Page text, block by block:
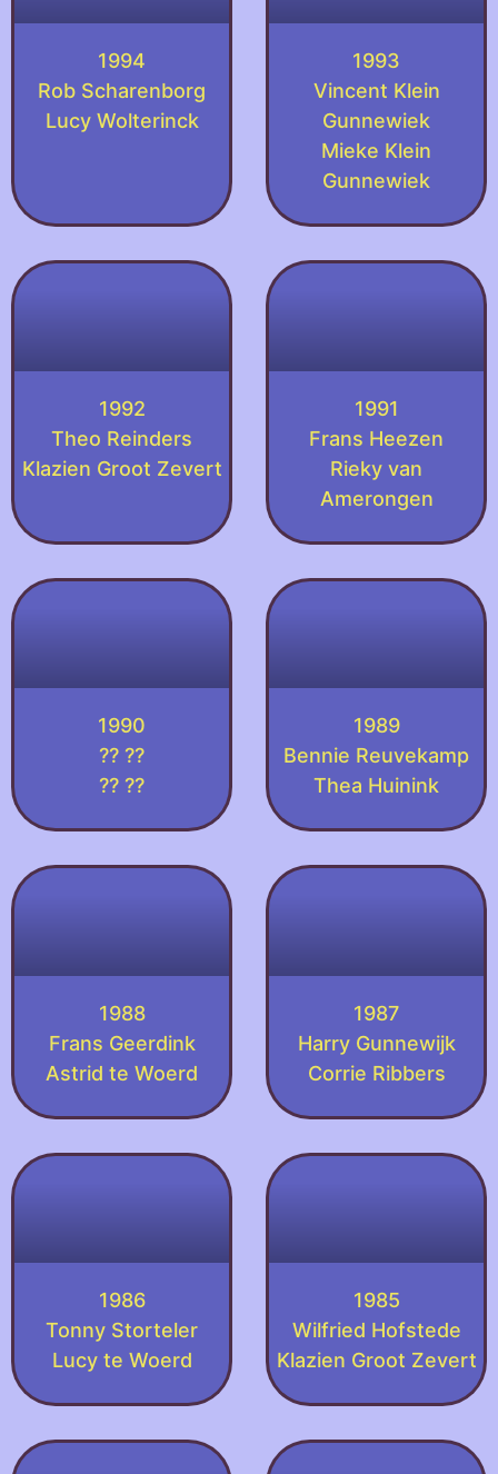
1994
Rob Scharenborg
Lucy Wolterinck
1993
Vincent Klein
Gunnewiek
Mieke Klein
Gunnewiek
1992
Theo Reinders
Klazien Groot Zevert
1991
Frans Heezen
Rieky van
Amerongen
1990
?? ??
?? ??
1989
Bennie Reuvekamp
Thea Huinink
1988
Frans Geerdink
Astrid te Woerd
1987
Harry Gunnewijk
Corrie Ribbers
1986
Tonny Storteler
Lucy te Woerd
1985
Wilfried Hofstede
Klazien Groot Zevert